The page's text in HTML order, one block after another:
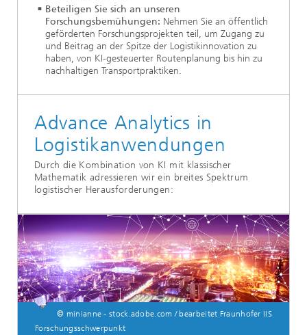
Beteiligen Sie sich an unseren
Forschungsbemühungen: Nehmen Sie an öffentlich
geförderten Forschungsprojekten teil, um Zugang zu
und Beitrag an der Spitze der Logistikinnovation zu
haben, von KI-gesteuerter Routenplanung bis hin zu
nachhaltigen Transportpraktiken.
Advance Analytics in
Logistikanwendungen
Durch die Kombination von KI mit klassischer
Mathematik adressieren wir ein breites Spektrum
logistischer Herausforderungen:
© minianne - stock.adobe.com / bearbeitet Fraunhofer IIS
Forschungsschwerpunkt